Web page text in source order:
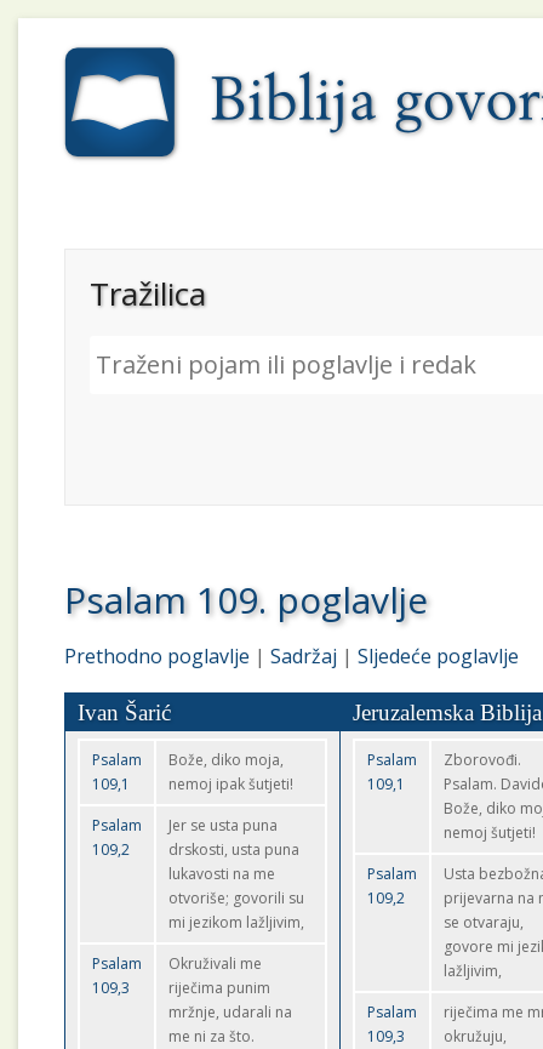
Tražilica
Psalam 109. poglavlje
Prethodno poglavlje |Sadržaj |Sljedeće poglavlje
Ivan Šarić Jeruzalemska Biblija
Psalam
109,1
Bože, diko moja,
nemoj ipak šutjeti!
Psalam
109,2
Jer se usta puna
drskosti, usta puna
lukavosti na me
otvoriše; govorili su
mi jezikom lažljivim,
Psalam
109,3
Okruživali me
riječima punim
mržnje, udarali na
me ni za što.
Psalam
109,1
Zborovođi.
Psalam.
Bože, diko
nemoj šutjeti!
Psalam
109,2
Usta
prijevarna na
se otvaraju,
govore mi
lažljivim,
Psalam
109,3
riječima me
okružuju,